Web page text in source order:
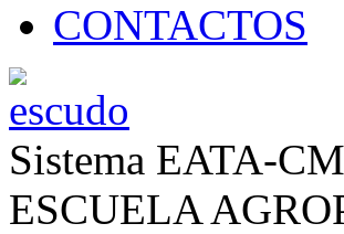
CONTACTOS
Sistema EATA-
ESCUELA